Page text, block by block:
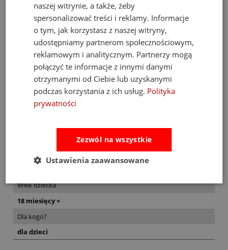
zwierzaków z serii Rocking Rollers.
Zebranie całego zespołu pozwala na
organizowanie domowych wyścigów, co
dodatkowo wspiera rozwój społeczny i
zabawę w grupie. To prosty, a zarazem
genialny prezent, który posłuży przez
lata.
Szczegóły produktu
Wiek dziecka
18 miesięcy +
Dla kogo?
dla dzieci
naszej witrynie, a także, żeby
spersonalizować treści i reklamy. Informacje
o tym, jak korzystasz z naszej witryny,
udostępniamy partnerom społecznościowym,
reklamowym i analitycznym. Partnerzy mogą
połączyć te informacje z innymi danymi
otrzymanymi od Ciebie lub uzyskanymi
podczas korzystania z ich usług. Polityka
prywatności
Zezwól na wszystkie
Ustawienia zaawansowane